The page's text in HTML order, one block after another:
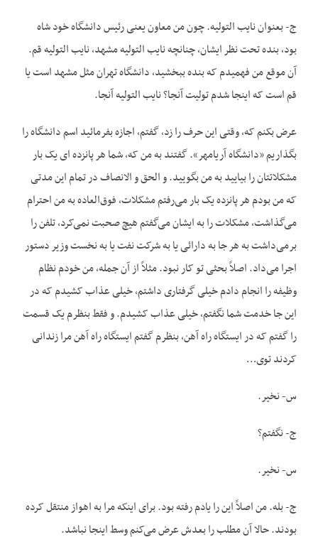
ج- بعنوان نایب التولیه. چون من معاون یعنی رئیس دانشگاه خود شاه
بود، بنده تحت نظر ایشان، چنانچه نایب التولیه مشهد، نایب التولیه قم.
آن موقع من فهمیدم که بنده ببخشید، دانشگاه تهران مثل مشهد است یا
قم است که اینجا شدم تولیت آنجا؟ نایب التولیه آنجا.
عرض بکنم که، وقتی این حرف را زد، گفتم، اجازه بفرمائید اسم دانشگاه را
بگذاریم «دانشگاه آریامهر». گفتند به من که، شما هر پانزده ای یک بار
مشکلاتتان را بیایید به من بگویید. و الحق و الانصاف در تمام این مدتی
که من بودم هر پانزده یک بار می‌رفتم مشکلات، فوق‌العاده به من احترام
می‌گذاشت، مشکلات را به ایشان می‌گفتم هیچ صحبت نمی‌کرد، تلفن را
برمی‌داشت به هر جا به دارائی یا به شرکت نفت یا به نخست وزیر دستور
اجرا می‌داد. اصلاً بحثی تو کار نبود. مثلاً از آن جمله، من خودم نظام
وظیفه را انجام دادم خیلی گرفتاری داشتم، خیلی عذاب کشیدم که در
این جا خدمت شما نگفتم، خیلی عذاب کشیدم. و فقط بنظرم یک قسمت
را گفتم که در ایستگاه راه آهن، بنظرم گفتم ایستگاه راه آهن مرا زندانی
کردند توی…
س- نخیر.
ج- نگفتم؟
س- نخیر.
ج- بله. من اصلاً این را یادم رفته بود. برای اینکه مرا به اهواز منتقل کرده
بودند. حالا آن مطلب را بعدش عرض می‌کنم وسط اینجا نباشد.